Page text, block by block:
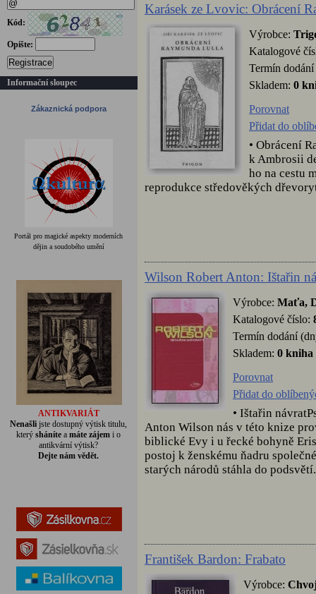
Kód:
Opište:
Registrace
Informační sloupec
Zákaznická podpora
Portál pro magické aspekty moderních
dějin a soudobého umění
ANTIKVARIÁT
Nenašli jste dostupný výtisk titulu,
kterýsháníte amáte zájem i o
antikvární výtisk?
Dejte nám vědět.
Karásek ze Lvovic: Obrácení
Výrobce:
Katalogové
Termín
Skladem: 0
Porovnat
Přidat do
• Obrácení
k Ambrosii
ho na cestu
reprodukce středověkých
Wilson Robert Anton: Ištařin
Výrobce: Maťa,
Katalogové číslo:
Termín dodání
Skladem: 0 kniha
Porovnat
Přidat do
• Ištařin
Anton Wilson nás v této knize
biblické Evy i u řecké bohyně
postoj k ženskému ňadru
starých národů stáhla do
František Bardon: Frabato
Výrobce: